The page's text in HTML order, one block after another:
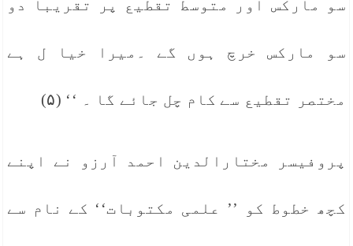
سو مارکس اور متوسط تقطیع پر تقریبا دو
سو مارکس خرچ ہوں گے ۔میرا خیا ل ہے
مختصر تقطیع سے کام چل جائے گا ۔ ‘‘ (۵)
پروفیسر مختارالدین احمد آرزو نے اپنے
کچھ خطوط کو ’’ علمی مکتوبات‘‘ کے نام سے